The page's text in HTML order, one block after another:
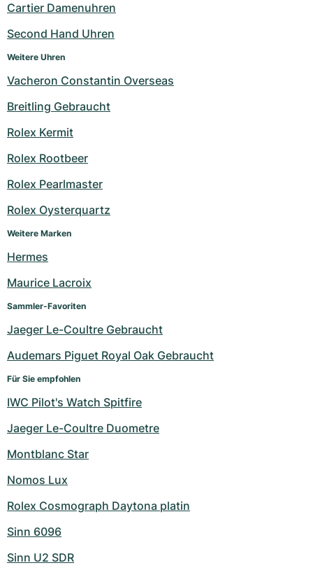
Cartier Damenuhren
Second Hand Uhren
Weitere Uhren
Vacheron Constantin Overseas
Breitling Gebraucht
Rolex Kermit
Rolex Rootbeer
Rolex Pearlmaster
Rolex Oysterquartz
Weitere Marken
Hermes
Maurice Lacroix
Sammler-Favoriten
Jaeger Le-Coultre Gebraucht
Audemars Piguet Royal Oak Gebraucht
Für Sie empfohlen
IWC Pilot's Watch Spitfire
Jaeger Le-Coultre Duometre
Montblanc Star
Nomos Lux
Rolex Cosmograph Daytona platin
Sinn 6096
Sinn U2 SDR